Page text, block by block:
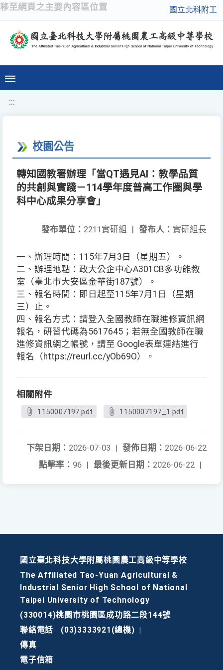
移至網頁之主要內容區位置 國立北科附工
:::
校園公告
轉知國教署辦理「當QT遇見AI：教學品質
的共創與實踐－114學年度普高工作圈與學
科中心成果分享會」
發布人： 實研組長
發布單位： 2211實研組 |
一、辦理時間：115年7月3日（星期五）。
二、辦理地點：政大公企中心A301CB多功能教
室（臺北市大安區金華街187號）。
三、報名時間：即日起至115年7月1日（星期
三）止。
四、報名方式：請登入全國教師在職進修資訊網
報名，研習代碼為5617645；若無全國教師在職
進修資訊網之帳號，請至 Google表單連結進行
報名（https://reurl.cc/yOb69O）。
相關附件
1150007197.pdf 1150007197_1.pdf
發佈日期： 2026-06-22
下架日期： 2026-07-03 |
最後更新日期： 2026-06-22 |
點擊率： 96 |
國立臺北科技大學附屬桃園農工高級中等學校
The Affiliated Tao-Yuan Agricultural &
Industrial Senior High School of National
Taipei University of Technology
(330014)桃園市桃園區成功路二段144號
聯絡電話
(03)3333921(總機)
傳真
電子信箱